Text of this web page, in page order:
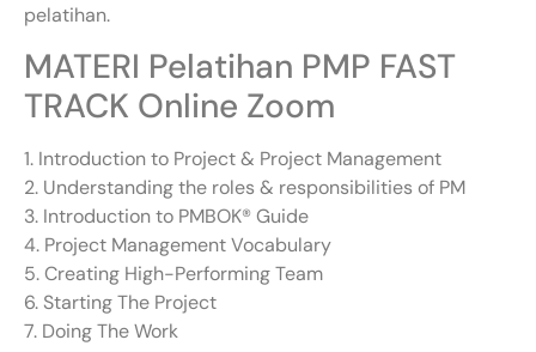
pelatihan.
MATERI Pelatihan PMP FAST
TRACK Online Zoom
1. Introduction to Project & Project Management
2. Understanding the roles & responsibilities of PM
3. Introduction to PMBOK® Guide
4. Project Management Vocabulary
5. Creating High-Performing Team
6. Starting The Project
7. Doing The Work